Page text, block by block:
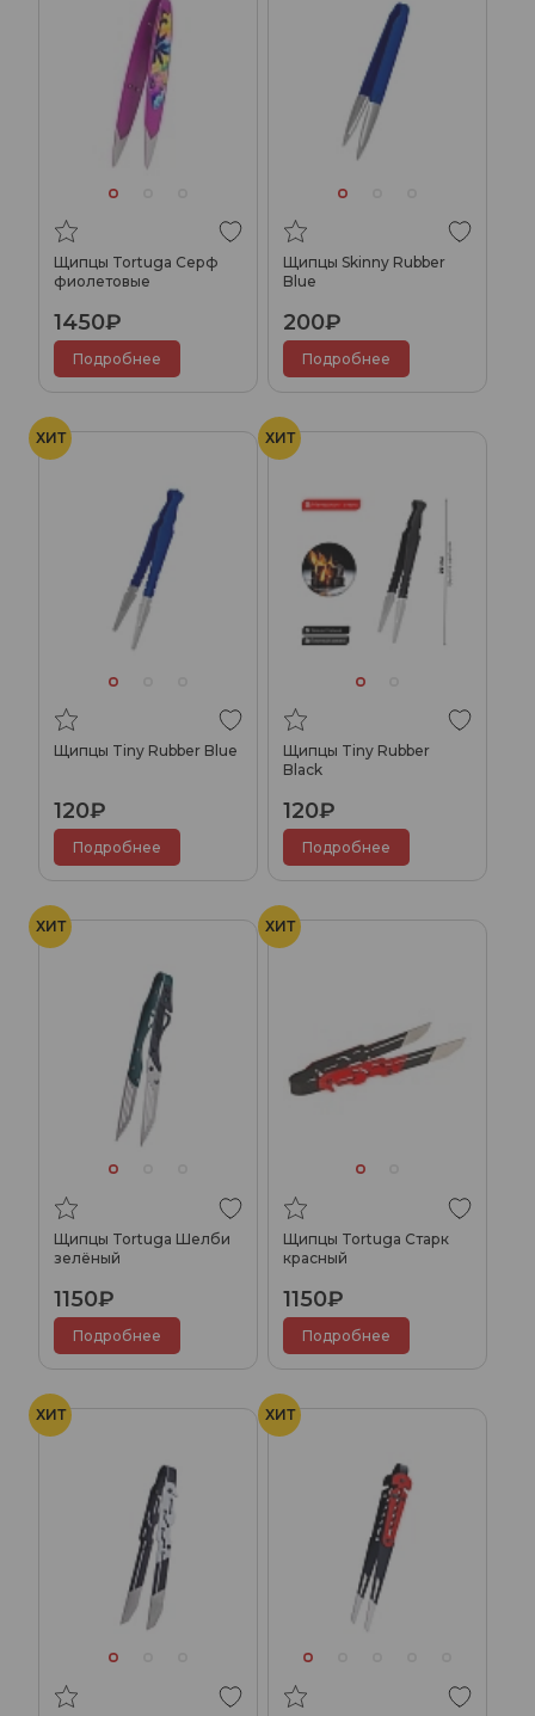
Щипцы Tortuga Серф
фиолетовые
1450₽
Подробнее
Щипцы Skinny Rubber
Blue
200₽
Подробнее
ХИТ
Щипцы Tiny Rubber Blue
120₽
Подробнее
ХИТ
Щипцы Tiny Rubber
Black
120₽
Подробнее
ХИТ
Щипцы Tortuga Шелби
зелёный
1150₽
Подробнее
ХИТ
Щипцы Tortuga Старк
красный
1150₽
Подробнее
ХИТ ХИТ